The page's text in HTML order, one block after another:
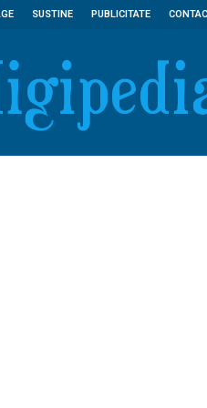
SUSTINE PUBLICITATE